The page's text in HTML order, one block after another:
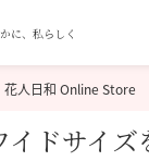
に、私らしく
花人日和 Online Store
イドサイズ